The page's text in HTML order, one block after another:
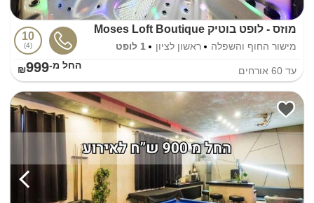
מוזס - לופט בוטיק Moses Loft Boutique
מישור החוף והשפלה ראשון לציון 1 לופט
10
4
עד 60 אורחים החל מ-₪999